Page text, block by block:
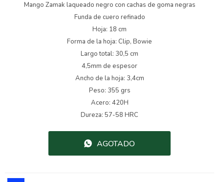
Mango Zamak laqueado negro con cachas de goma negras
Funda de cuero refinado
Hoja: 18 cm
Forma de la hoja: Clip, Bowie
Largo total: 30,5 cm
4,5mm de espesor
Ancho de la hoja: 3,4cm
Peso: 355 grs
Acero: 420H
Dureza: 57-58 HRC
AGOTADO